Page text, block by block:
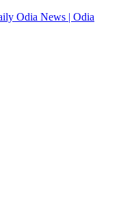
Odia News | Odia